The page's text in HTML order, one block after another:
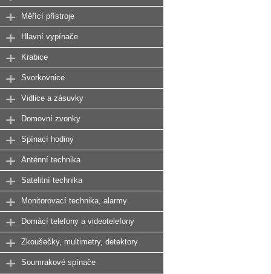
Měřící přístroje
Hlavní vypínače
Krabice
Svorkovnice
Vidlice a zásuvky
Domovní zvonky
Spínací hodiny
Anténní technika
Satelitní technika
Monitorovací technika, alarmy
Domácí telefony a videotelefony
Zkoušečky, multimetry, detektory
Soumrakové spínače